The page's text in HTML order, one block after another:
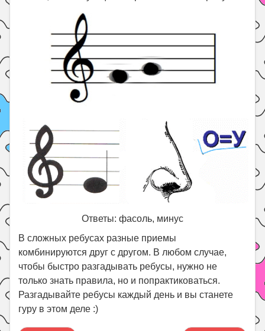
Ответы: фасоль, минус
В сложных ребусах разные приемы
комбинируются друг с другом. В любом случае,
чтобы быстро разгадывать ребусы, нужно не
только знать правила, но и попрактиковаться.
Разгадывайте ребусы каждый день и вы станете
гуру в этом деле :)